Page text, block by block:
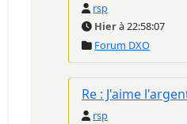
rsp
Hierà 22:58:07
Forum DXO
Re : J'aime
rsp